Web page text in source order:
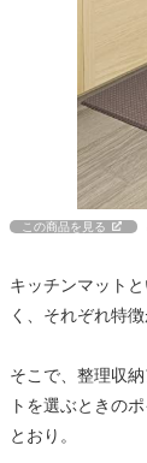
この商品を見る
キッチンマット
く、それぞれ特徴
そこで、整理収
トを選ぶときの
とおり。